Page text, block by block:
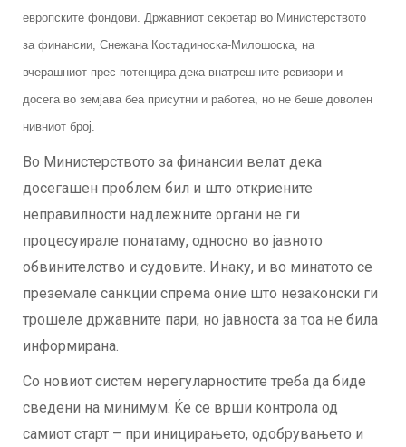
европските фондови. Државниот секретар во Министерството
за финансии, Снежана Костадиноска-Милошоска, на
вчерашниот прес потенцира дека внатрешните ревизори и
досега во земјава беа присутни и работеа, но не беше доволен
нивниот број.
Во Министерството за финансии велат дека
досегашен проблем бил и што откриените
неправилности надлежните органи не ги
процесуирале понатаму, односно во јавното
обвинителство и судовите. Инаку, и во минатото се
преземале санкции спрема оние што незаконски ги
трошеле државните пари, но јавноста за тоа не била
информирана.
Со новиот систем нерегуларностите треба да биде
сведени на минимум. Ќе се врши контрола од
самиот старт – при иницирањето, одобрувањето и